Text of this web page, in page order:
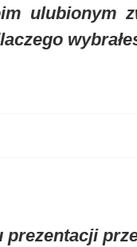
ulubionym
prezentacji